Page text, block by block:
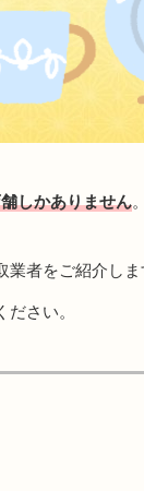
しかありません。
者をご紹介しま
さい。